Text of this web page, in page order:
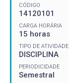
CÓDIGO
14120101
CARGA HORÁRIA
15 horas
TIPO DE ATIVIDADE
DISCIPLINA
PERIODICIDADE
Semestral